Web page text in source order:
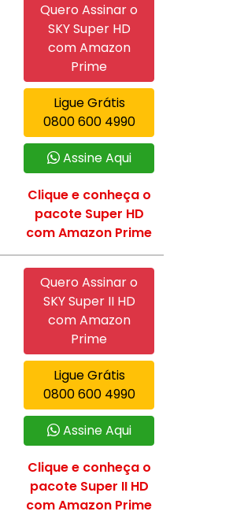
Quero Assinar o
SKY Super HD
com Amazon
Prime
Ligue Grátis
0800 600 4990
Assine Aqui
Clique e conheça o
pacote Super HD
com Amazon Prime
Quero Assinar o
SKY Super II HD
com Amazon
Prime
Ligue Grátis
0800 600 4990
Assine Aqui
Clique e conheça o
pacote Super II HD
com Amazon Prime